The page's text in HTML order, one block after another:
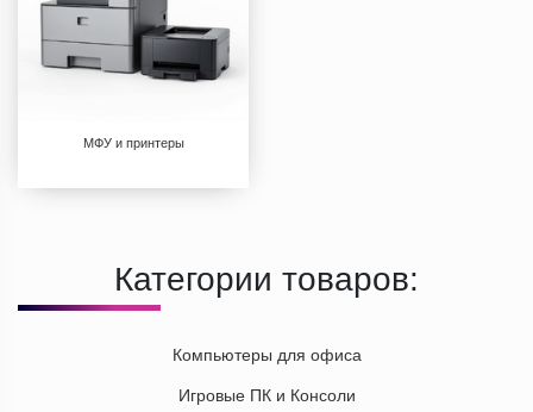
МФУ и принтеры
Категории товаров:
Компьютеры для офиса
Игровые ПК и Консоли